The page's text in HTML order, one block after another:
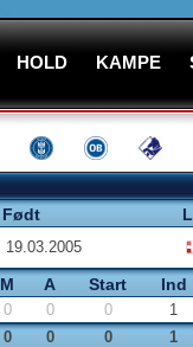
HOLD KAMPE
Født
19.03.2005
M A Start Ind
0 0 0
1
0 0 0 1